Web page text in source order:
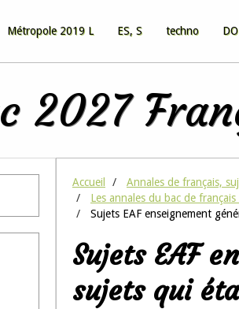
Métropole 2019 L ES, S techno
2027
Accueil
Annales de français,
Les annales du bac de
Sujets EAF enseignement
Sujets EAF
sujets qui